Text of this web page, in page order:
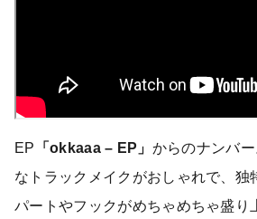
EP 「okkaaa – EP」 からのナンバ
なトラックメイクがおしゃれで、独
パートやフックがめちゃめちゃ盛り